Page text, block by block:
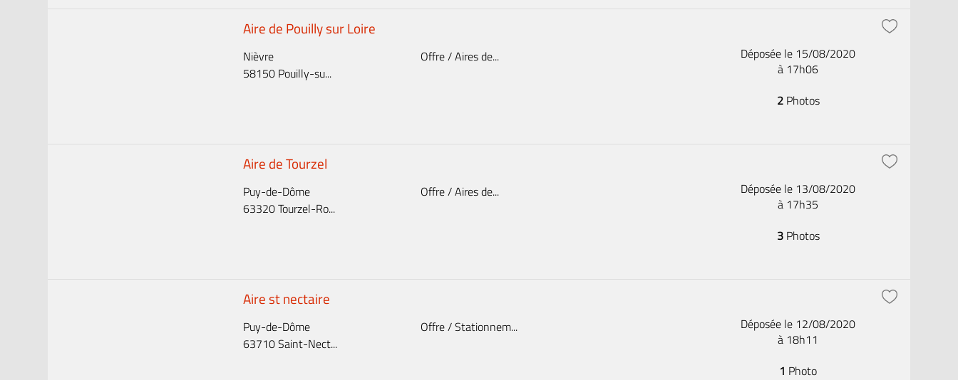
Aire de Pouilly sur Loire
Nièvre
58150 Pouilly-su...
Offre / Aires de...
Déposée le 15/08/2020
à 17h06
2Photos
Aire de Tourzel
Puy-de-Dôme
63320 Tourzel-Ro...
Offre / Aires de...
Déposée le 13/08/2020
à 17h35
3Photos
Aire st nectaire
Puy-de-Dôme
63710 Saint-Nect...
Offre / Stationnem...
Déposée le 12/08/2020
à 18h11
1 Photo